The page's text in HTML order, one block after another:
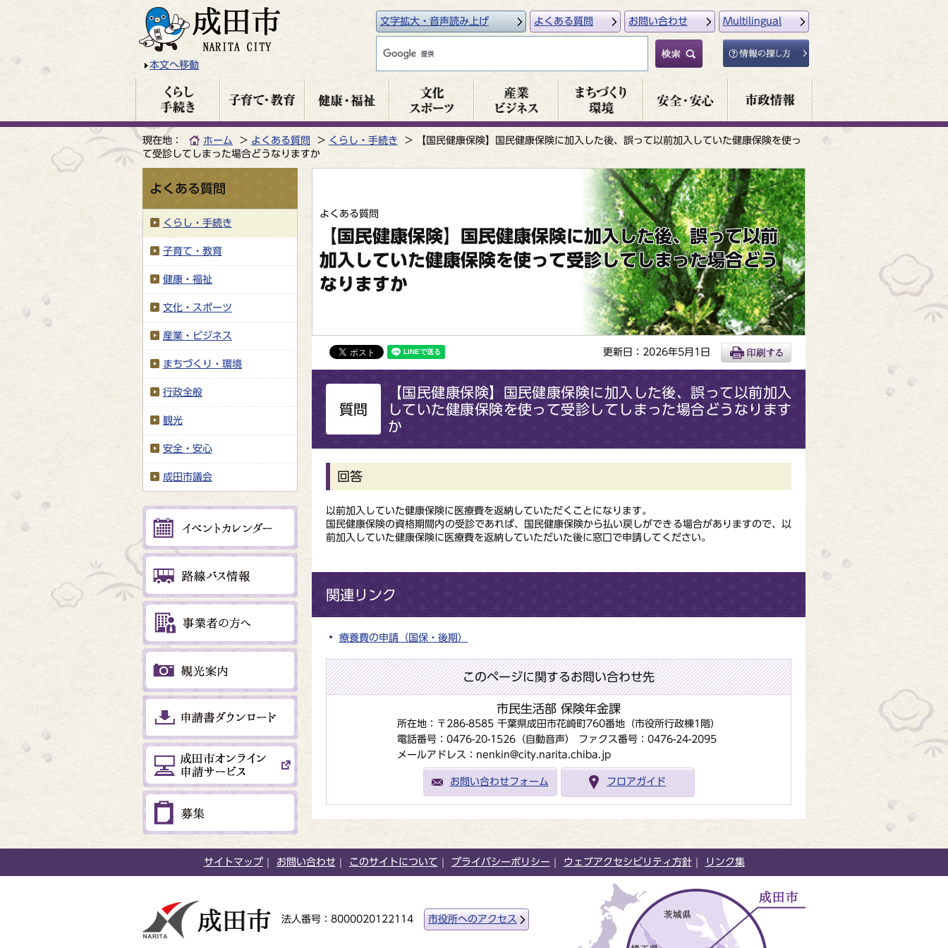
本文へ移動
文字拡大・音声読み上げ よくある質問 お問い合わせ Multilingual
現在地： ホーム よくある質問 くらし・手続き
【国民健康保険】国民健康保険に加入した後、誤って以前加入していた健康保険を使っ
て受診してしまった場合どうなりますか
よくある質問
【国民健康保険】国民健康保険に加入した後、誤って以前
加入していた健康保険を使って受診してしまった場合どう
なりますか
更新日：2026年5月1日
質問
【国民健康保険】国民健康保険に加入した後、誤って以前加入
していた健康保険を使って受診してしまった場合どうなります
か
回答
以前加入していた健康保険に医療費を返納していただくことになります。
国民健康保険の資格期間内の受診であれば、国民健康保険から払い戻しができる場合がありますので、以
前加入していた健康保険に医療費を返納していただいた後に窓口で申請してください。
関連リンク
療養費の申請（国保・後期）
このページに関するお問い合わせ先
市民生活部 保険年金課
所在地：〒286-8585 千葉県成田市花崎町760番地（市役所行政棟1階）
電話番号：0476-20-1526（自動音声）
ファクス番号：0476-24-2095
メールアドレス：nenkin@city.narita.chiba.jp
お問い合わせフォーム フロアガイド
よくある質問
くらし・手続き
子育て・教育
健康・福祉
文化・スポーツ
産業・ビジネス
まちづくり・環境
行政全般
観光
安全・安心
成田市議会
サイトマップ お問い合わせ このサイトについて プライバシーポリシー ウェブアクセシビリティ方針 リンク集
法人番号：8000020122114 市役所へのアクセス